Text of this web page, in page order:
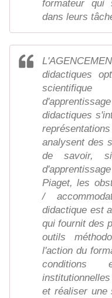
formateur qui
dans leurs
didactiques
didactiques
analysent des
de savoir,
Piaget, les
/
didactique est
qui fournit des
outils
l'action du
conditions
et réaliser une